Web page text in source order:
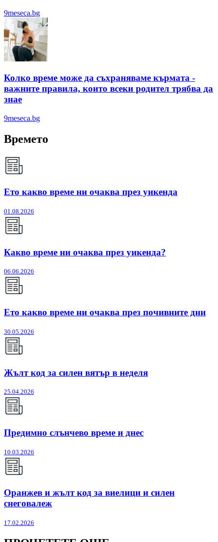
9meseca.bg
Колко време може да съхраняваме кърмата -
важните правила, които всеки родител трябва да
знае
9meseca.bg
Времето
Ето какво време ни очаква през уикенда
01.08.2026
Какво време ни очаква през уикенда?
06.06.2026
Ето какво време ни очаква през почивните дни
30.05.2026
Жълт код за силен вятър в неделя
25.04.2026
Предимно слънчево време и днес
10.03.2026
Оранжев и жълт код за виелици и силен
снеговалеж
17.02.2026